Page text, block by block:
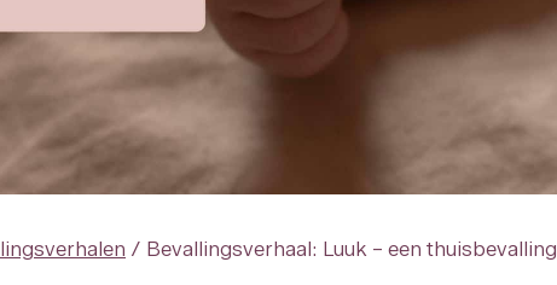
/ Bevallingsverhaal: Luuk – een thuisbevalling